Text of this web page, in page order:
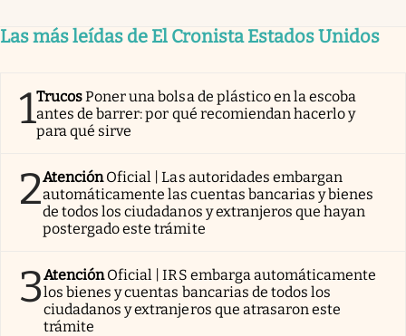
Las más leídas de El Cronista Estados Unidos
1TrucosPoner una bolsa de plástico en la escoba
antes de barrer: por qué recomiendan hacerlo y
para qué sirve
2AtenciónOficial | Las autoridades embargan
automáticamente las cuentas bancarias y bienes
de todos los ciudadanos y extranjeros que hayan
postergado este trámite
3AtenciónOficial | IRS embarga automáticamente
los bienes y cuentas bancarias de todos los
ciudadanos y extranjeros que atrasaron este
trámite